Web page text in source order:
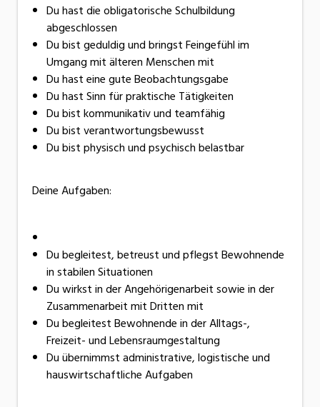
Du hast die obligatorische Schulbildung
abgeschlossen
Du bist geduldig und bringst Feingefühl im
Umgang mit älteren Menschen mit
Du hast eine gute Beobachtungsgabe
Du hast Sinn für praktische Tätigkeiten
Du bist kommunikativ und teamfähig
Du bist verantwortungsbewusst
Du bist physisch und psychisch belastbar
Deine Aufgaben:
Du begleitest, betreust und pflegst Bewohnende
in stabilen Situationen
Du wirkst in der Angehörigenarbeit sowie in der
Zusammenarbeit mit Dritten mit
Du begleitest Bewohnende in der Alltags-,
Freizeit- und Lebensraumgestaltung
Du übernimmst administrative, logistische und
hauswirtschaftliche Aufgaben